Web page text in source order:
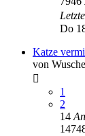
Do
Katze
von
1
2
14